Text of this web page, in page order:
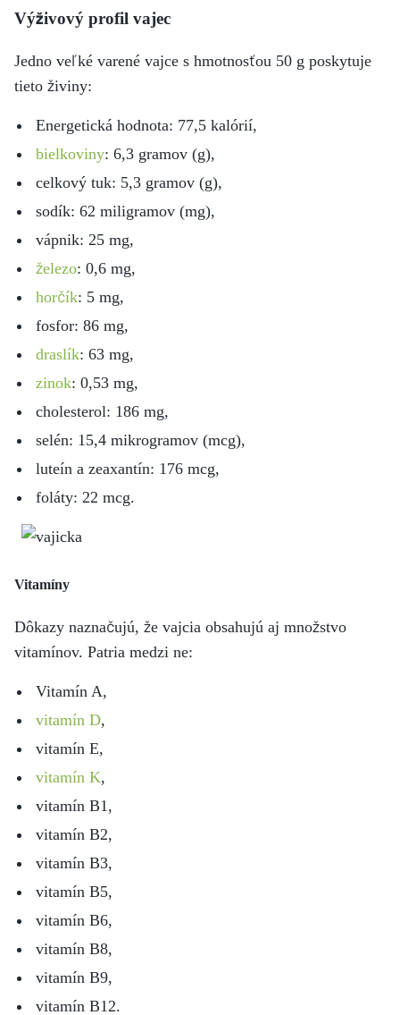
Výživový profil vajec
Jedno veľké varené vajce s hmotnosťou 50 g poskytuje
tieto živiny:
Energetická hodnota: 77,5 kalórií,
bielkoviny: 6,3 gramov (g),
celkový tuk: 5,3 gramov (g),
sodík: 62 miligramov (mg),
vápnik: 25 mg,
železo: 0,6 mg,
horčík: 5 mg,
fosfor: 86 mg,
draslík: 63 mg,
zinok: 0,53 mg,
cholesterol: 186 mg,
selén: 15,4 mikrogramov (mcg),
luteín a zeaxantín: 176 mcg,
foláty: 22 mcg.
Vitamíny
Dôkazy naznačujú, že vajcia obsahujú aj množstvo
vitamínov. Patria medzi ne:
Vitamín A,
vitamín D,
vitamín E,
vitamín K,
vitamín B1,
vitamín B2,
vitamín B3,
vitamín B5,
vitamín B6,
vitamín B8,
vitamín B9,
vitamín B12.